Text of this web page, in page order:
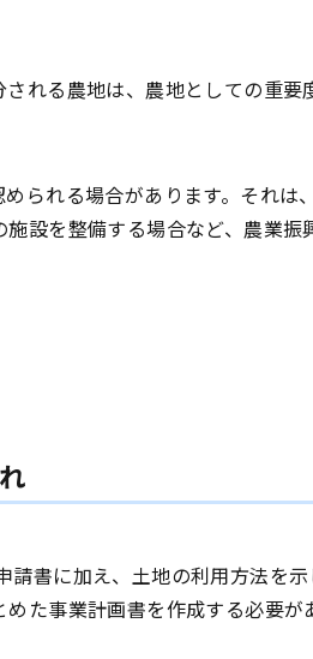
れる農地は、農地としての重要
られる場合があります。それ
設を整備する場合など、農業
請書に加え、土地の利用方法を
た事業計画書を作成する必要が